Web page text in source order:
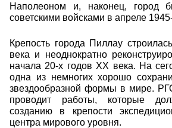
Наполеоном и, наконец, город
советскими войсками в апреле
Крепость города Пиллау
века и неоднократно
начала 20-х годов ХХ века. На
одна из немногих хорошо
звездообразной формы в мире.
проводит работы, которые
созданию в крепости
центра мирового уровня.